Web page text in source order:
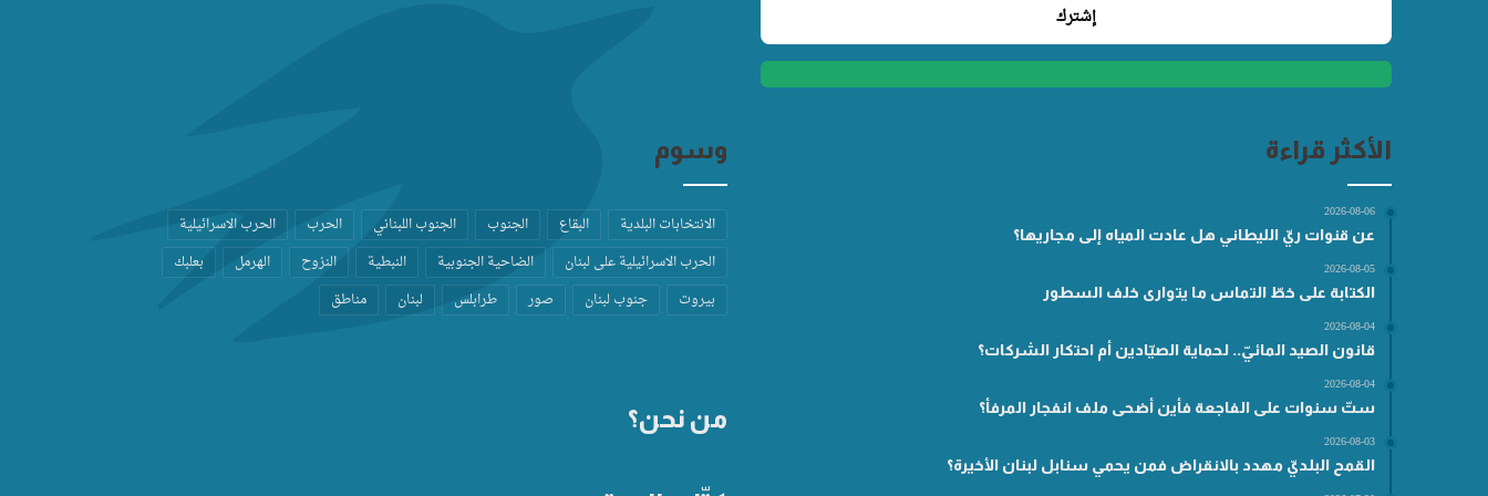
الأكثر قراءة
2026-08-06
عن قنوات ريّ الليطاني هل عادت المياه إلى مجاريها؟
2026-08-05
الكتابة على خطّ التماس ما يتوارى خلف السطور
2026-08-04
قانون الصيد المائيّ.. لحماية الصيّادين أم احتكار الشركات؟
2026-08-04
ستّ سنوات على الفاجعة فأين أضحى ملف انفجار المرفأ؟
2026-08-03
القمح البلديّ مهدد بالانقراض فمن يحمي سنابل لبنان الأخيرة؟
وسوم
الانتخابات البلدية البقاع الجنوب الجنوب اللبناني الحرب
الحرب الاسرائيلية
الحرب الاسرائيلية على لبنان
الضاحية الجنوبية النبطية النزوح الهرمل
بعلبك
بيروت
جنوب لبنان صور طرابلس لبنان مناطق
من نحن؟